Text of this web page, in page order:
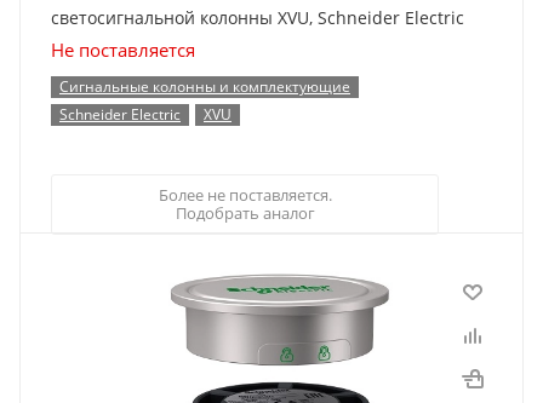
светосигнальной колонны XVU, Schneider Electric
Не поставляется
Сигнальные колонны и комплектующие
Schneider Electric
XVU
Более не поставляется.
Подобрать аналог